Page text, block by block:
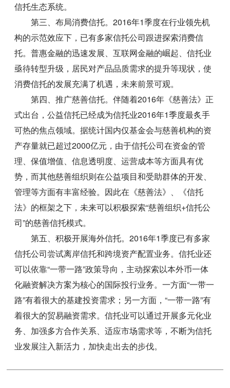
信托生态系统。
第三、布局消费信托。2016年1季度在行业领先机
构的示范效应下，已有多家信托公司跟进探索消费信
托。普惠金融的迅速发展、互联网金融的崛起、信托业
亟待转型升级，居民对产品品质需求的提升等现状，使
消费信托的发展充满了机遇，未来前景可观。
第四、推广慈善信托。伴随着2016年《慈善法》正
式出台，公益信托已经成为信托业2016年1季度最炙手
可热的焦点领域。据统计国内仅基金会与慈善机构的资
产存量就已超过2000亿元，由于信托公司在资金的管
理、保值增值、信息透明度、运营成本等方面具有优
势，而其他慈善组织则在公益项目和受助群体的开发、
管理等方面有丰富经验。因此在《慈善法》、《信托
法》的框架之下，未来可以积极探索“慈善组织+信托公
司”的慈善信托模式。
第五、积极开展海外信托。2016年1季度已有多家
信托公司尝试离岸信托和跨境资产配置业务。信托业还
可以依靠“一带一路”政策导向，主动探索以本外币一体
化融资解决方案为核心的国际投行业务。一方面“一带一
路”有着很大的基建投资需求；另一方面，“一带一路”有
着很大的贸易融资需求。信托业可以通过开展多元化业
务、加强多方合作关系、适应市场需求等，不断为信托
业发展注入新活力，加快走出去的步伐。